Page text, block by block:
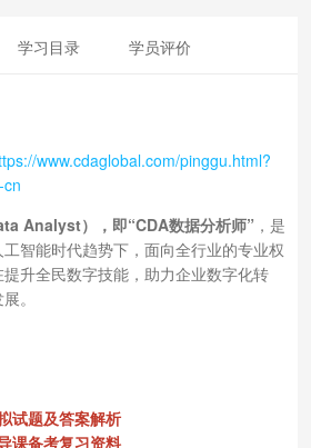
学习目录 学员评价
www.cdaglobal.com/pinggu.html?
Analyst），即“CDA数据分析师” ，是
智能时代趋势下，面向全行业的专业权
升全民数字技能，助力企业数字化转
。
试题及答案解析
课备考复习资料